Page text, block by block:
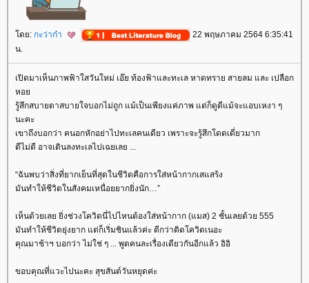
ดย: กะว่าก๋า
22 พฤษภาคม 2564 6:35:41
น.
เปิดมาเห็นภาพฟ้าใสวันใหม่ เอ๊ย ท้องฟ้าและทะเล หาดทราย สายลม และ เปลือก
หอ
รู้สึกสบายตาสบายใจบอกไม่ถูก แม้เป็นเพียงแค่ภาพ แต่ก็ดูดีแม้จะแอบเหงา ๆ
นะคะ
เขาถึงบอกว่า คนอกหักอย่าไปทะเลคนเดียว เพราะจะรู้สึกโดดเดี่ยวมาก
ดีไม่ดี อาจเดินลงทะเลไปเฉยเลย ...
“ฉันพบว่าสิ่งที่ยากเย็นที่สุดในชีวิตคือการใส่หน้ากากเสแสร้ง
มันทำให้ชีวิตในสังคมเหนื่อยยากยิ่งนัก…”
เห็นด้วยเลย ยิ่งช่วงโควิดนี่ไปไหนต้องใส่หน้ากาก (แมส) 2 ชั้นเลยด้วย 555
มันทำให้ชีวิตยุ่งยาก แต่ก็เริ่มชินแล้วค่ะ ดีกว่าติดโควิดเนอะ
คุณมาช้าฯ บอกว่า ไม่ใช่ ๆ ... พูดคนละเรื่องเดียวกันอีกแล้ว อิอิ
ขอบคุณที่แวะไปนะคะ สุขสันต์วันหยุดค่ะ